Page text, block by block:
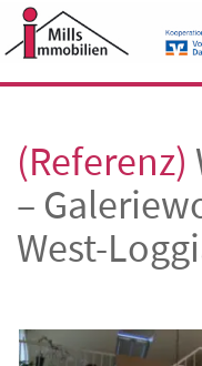
Skip
to
(Referenz)
–
West-